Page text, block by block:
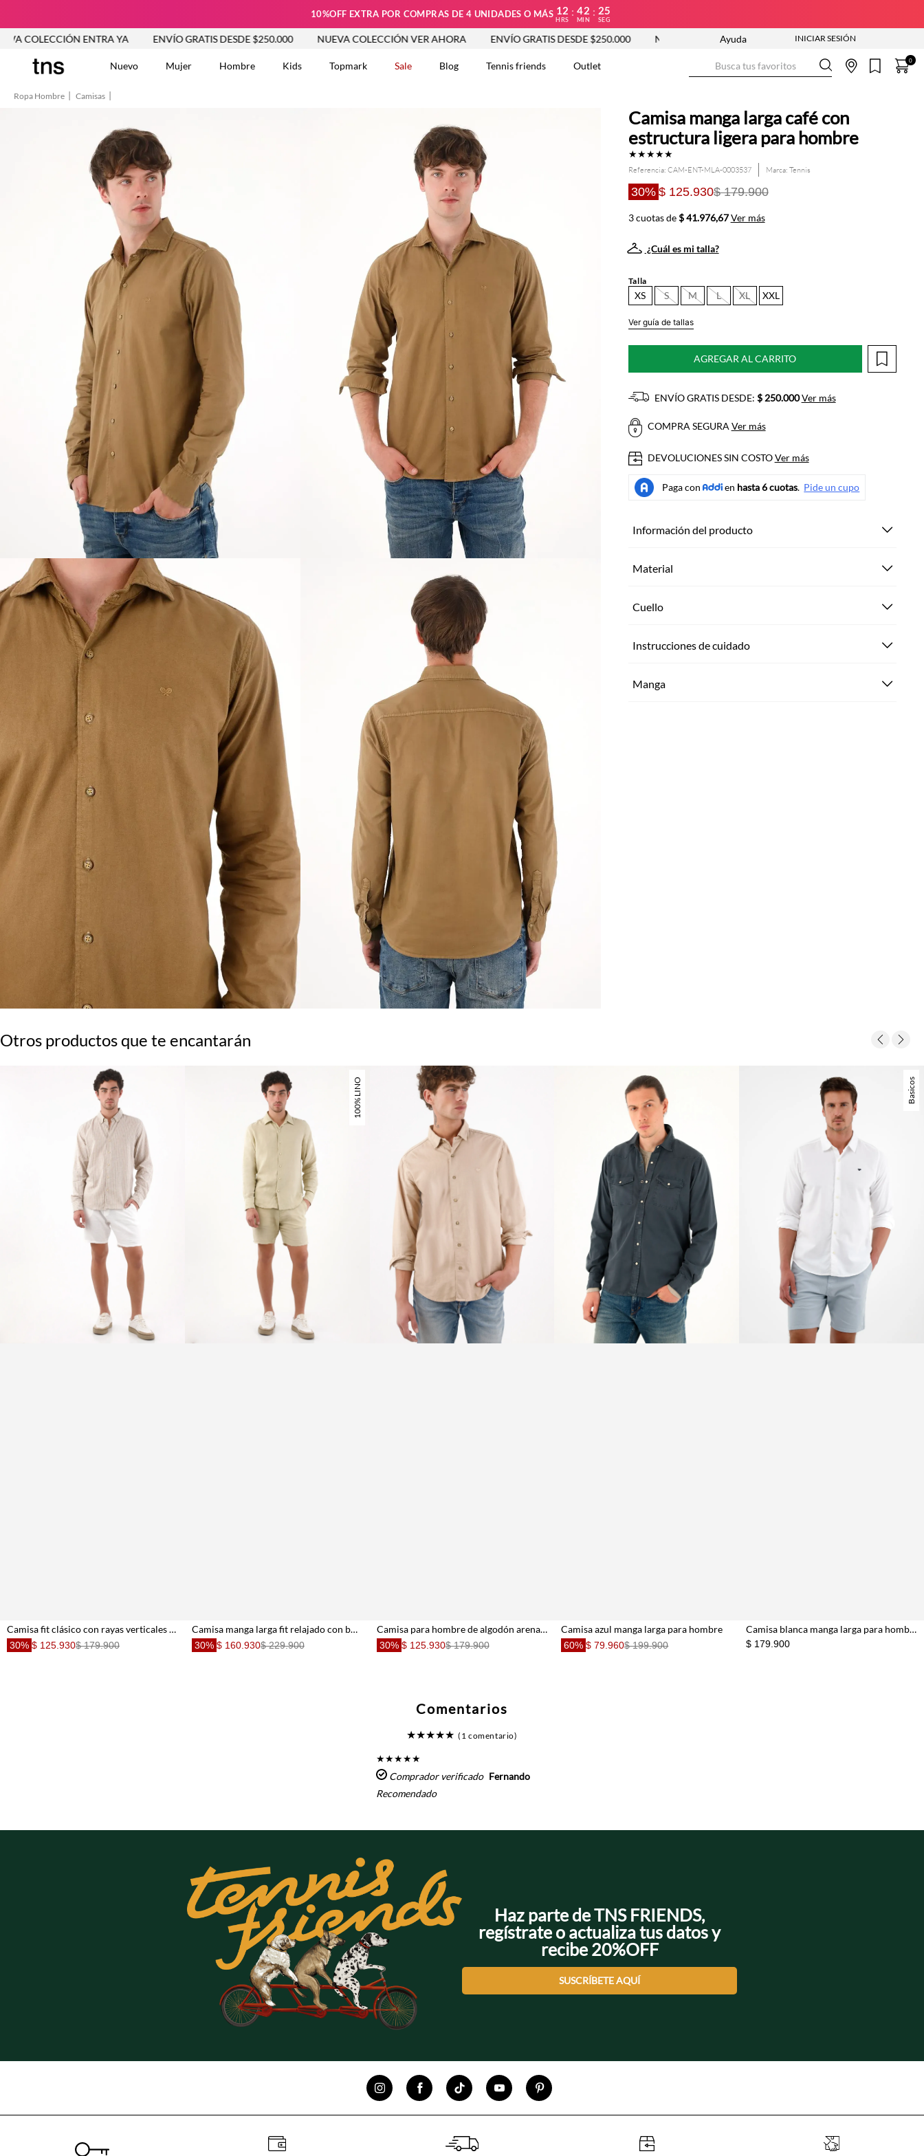
10%OFF EXTRA POR COMPRAS DE 4 UNIDADES O MÁS 12
HRS
: 42
MIN
: 24
SEG
ENTRA YA ENVÍO GRATIS DESDE $250.000 NUEVA COLECCIÓN VER AHORA ENVÍO GRATIS DESDE $250.000 NUEVA COLECCIÓN ENTRA YA ENVÍO GRATIS DESDE $250.000
Ayuda
Nuevo Mujer Hombre Kids Topmark Sale Blog Tennis friends Outlet 0
Ropa Hombre Camisas
Camisa manga larga café con
estructura ligera para hombre
★★★★★
Referencia: CAM-ENT-MLA-0003537 Tennis
30% $ 125.930$ 179.900
3 cuotas de$ 41.976,67 Ver más
¿Cuál es mi talla?
Talla
XS S M L XL XXL
Ver guía de tallas
AGREGAR AL CARRITO
ENVÍO GRATIS DESDE: $ 250.000 Ver más
COMPRA SEGURAVer más
DEVOLUCIONES SIN COSTOVer más
Información del producto
Material
Cuello
Instrucciones de cuidado
Manga
Otros productos que te encantarán
Camisa fit clásico con rayas verticales en lino beige para hombre
30% $ 125.930$ 179.900
100% LINO
Camisa manga larga fit relajado con botones tono a tono de lino beige para hombre
30% $ 160.930$ 229.900
Camisa para hombre de algodón arena fit clásico con logo bordado
30% $ 125.930$ 179.900
Camisa azul manga larga para hombre
60% $ 79.960$ 199.900
Basicos
Camisa blanca manga larga para hombre
$ 179.900
Comentarios
★★★★★ (1 comentario)
★★★★★
Comprador verificado Fernando
Recomendado
Haz parte de TNS FRIENDS,
regístrate o actualiza tus datos y
recibe 20%OFF
SUSCRÍBETE AQUÍ
7.
8 Short
Bermuda
10 . Camisetas Mujer